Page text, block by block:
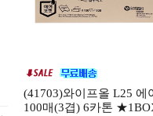
(41703)와이프올 L25 에
100매(3겹) 6카톤